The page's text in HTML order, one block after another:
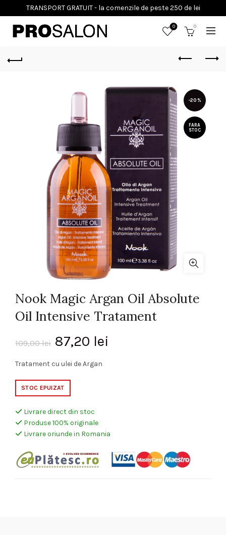
0 0
-20%
FARA
STOC
Nook Magic Argan Oil Absolute
Oil Intensive Tratament
109,00lei Prețul
inițial
a
fost:
109,00 lei.
87,20 lei
Tratament cu ulei de Argan
STOC EPUIZAT
Livrare direct din stoc
Produse 100% originale
Livrare oriunde in Romania